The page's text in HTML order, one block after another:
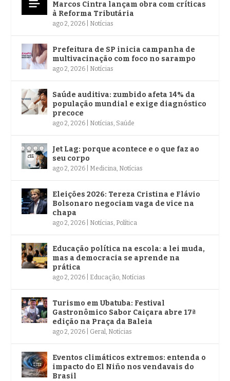
Marcos Cintra lançam obra com críticas
à Reforma Tributária
ago 2, 2026 Notícias
Prefeitura de SP inicia campanha de
multivacinação com foco no sarampo
ago 2, 2026 Notícias
Saúde auditiva: zumbido afeta 14% da
população mundial e exige diagnóstico
precoce
ago 2, 2026 Notícias Saúde
Jet Lag: porque acontece e o que faz ao
seu corpo
ago 2, 2026 Medicina Notícias
Eleições 2026: Tereza Cristina e Flávio
Bolsonaro negociam vaga de vice na
chapa
ago 2, 2026 Notícias Política
Educação política na escola: a lei muda,
mas a democracia se aprende na
prática
ago 2, 2026 Educação Notícias
Turismo em Ubatuba: Festival
Gastronômico Sabor Caiçara abre 17ª
edição na Praça da Baleia
ago 2, 2026 Geral Notícias
Eventos climáticos extremos: entenda o
impacto do El Niño nos vendavais do
Brasil